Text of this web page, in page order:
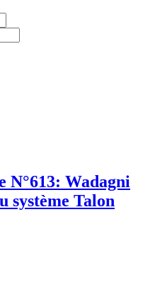
Wadagni
système Talon